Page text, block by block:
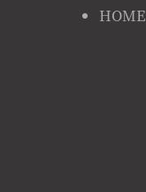
HOME